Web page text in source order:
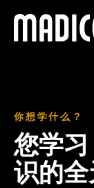
马迪科
你想学什么？
您学
识的全